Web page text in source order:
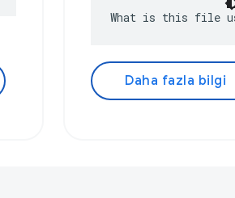
What is this file
Daha fazla bilgi